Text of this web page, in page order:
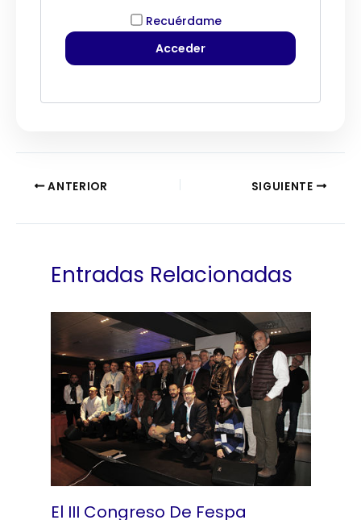
Recuérdame
ANTERIOR SIGUIENTE
Entradas Relacionadas
El III Congreso De Fespa